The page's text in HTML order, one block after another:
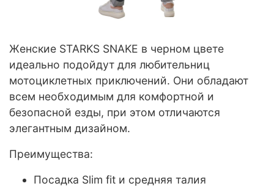
Женские STARKS SNAKE в черном цвете
идеально подойдут для любительниц
мотоциклетных приключений. Они обладают
всем необходимым для комфортной и
безопасной езды, при этом отличаются
элегантным дизайном.
Преимущества:
Посадка Slim fit и средняя талия